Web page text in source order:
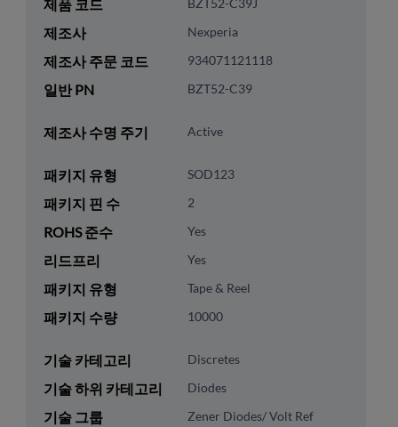
제품 코드 BZT52-C39J
제조사 Nexperia
제조사 주문 코드 934071121118
일반 PN BZT52-C39
제조사 수명 주기 Active
패키지 유형 SOD123
패키지 핀 수 2
ROHS 준수 Yes
리드프리 Yes
패키지 유형 Tape & Reel
패키지 수량 10000
기술 카테고리 Discretes
기술 하위 카테고리 Diodes
기술 그룹 Zener Diodes/ Volt Ref